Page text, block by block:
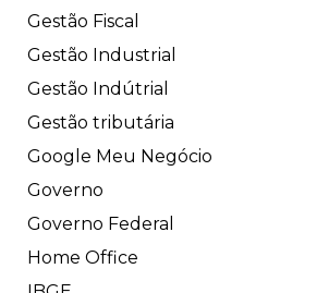
Gestão Fiscal
Gestão Industrial
Gestão Indútrial
Gestão tributária
Google Meu Negócio
Governo
Governo Federal
Home Office